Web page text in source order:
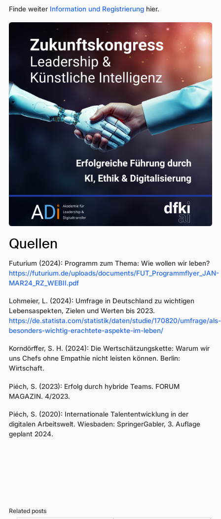
Finde weiterInformation und Registrierunghier.
Quellen
Futurium (2024): Programm zum Thema: Wie wollen wir leben?
https://futurium.de/uploads/documents/FUT_Programmflyer_JAN-
MAR24_RZ_WEBII.pdf
Lohmeier, L. (2024): Umfrage in Deutschland zu wichtigen
Lebensaspekten, Zielen und Werten bis 2023.
https://de.statista.com/statistik/daten/studie/170820/umfrage/als-
besonders-wichtig-erachtete-aspekte-im-leben/
Korndörffer, S. H. (2024): Die Wertschätzungskette: Warum wir
uns Chefs ohne Empathie nicht leisten können. Berlin:
Wirtschaft.
Piéch, S. (2023): Erfolg durch hybride Teams. FORUM
MAGAZIN. 4/2023.
Piéch, S. (2020): Internationale Talententwicklung in der
digitalen Arbeitswelt. Wiesbaden: SpringerGabler, 3. Auflage
geplant 2024.
Related posts